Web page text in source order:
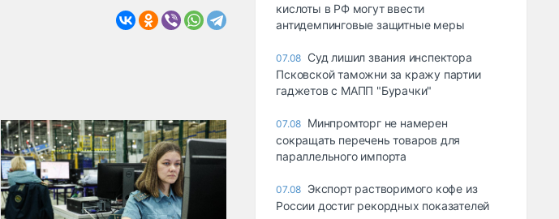
кислоты в РФ могут ввести
антидемпинговые защитные меры
07.08 Суд лишил звания инспектора
Псковской таможни за кражу партии
гаджетов с МАПП "Бурачки"
07.08 Минпромторг не намерен
сокращать перечень товаров для
параллельного импорта
07.08 Экспорт растворимого кофе из
России достиг рекордных показателей